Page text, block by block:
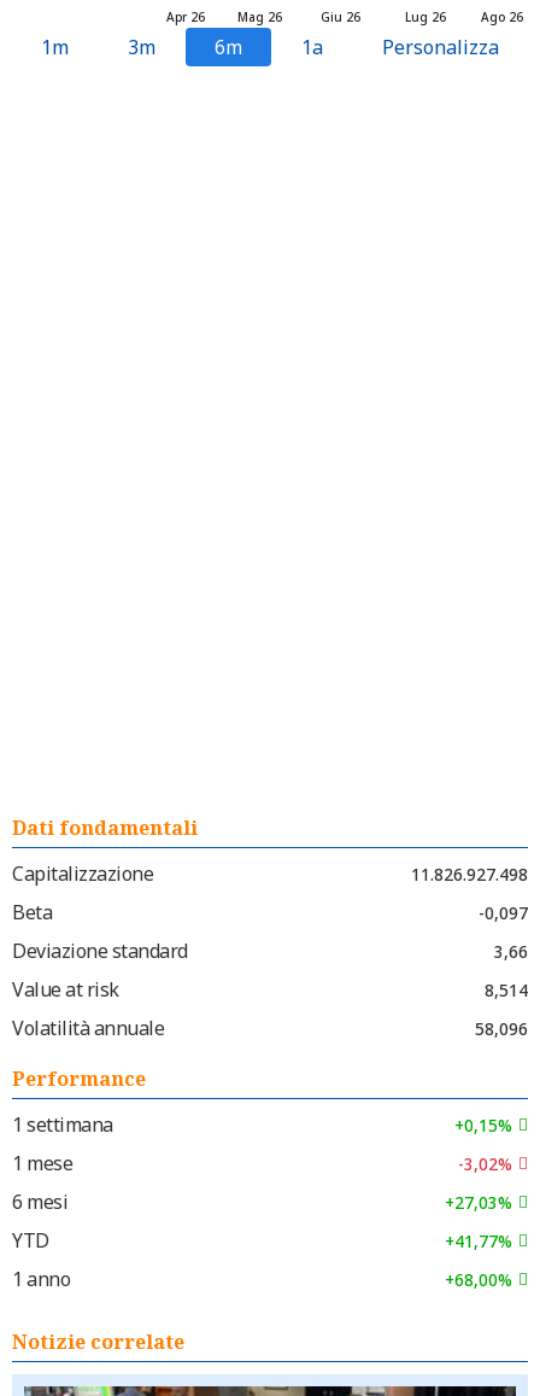
Mag 26 Lug 26
Apr 26 Giu 26 Ago 26
1m 3m 6m 1a Personalizza
Dati fondamentali
Capitalizzazione
11.826.927.498
Beta -0,097
Deviazione standard 3,66
Value at risk 8,514
Volatilità annuale 58,096
Performance
1 settimana
+0,15%
1 mese -3,02%
6 mesi +27,03%
YTD +41,77%
1 anno +68,00%
Notizie correlate